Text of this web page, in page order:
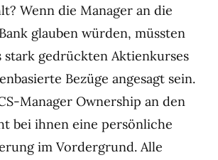
Wenn die Manager an die
glauben würden, müssten
stark gedrückten Aktienkurses
Bezüge angesagt sein.
Manager Ownership an den
bei ihnen eine persönliche
im Vordergrund. Alle